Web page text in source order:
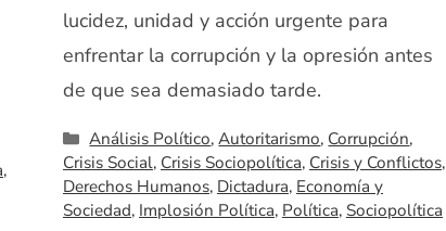
,
lucidez, unidad y acción urgente para
enfrentar la corrupción y la opresión antes
de que sea demasiado tarde.
Categorías
Análisis Político,Autoritarismo, Corrupción,
Crisis Social, Crisis Sociopolítica, Crisis y Conflictos,
Derechos Humanos, Dictadura, Economía y
Sociedad, Implosión Política, Política, Sociopolítica